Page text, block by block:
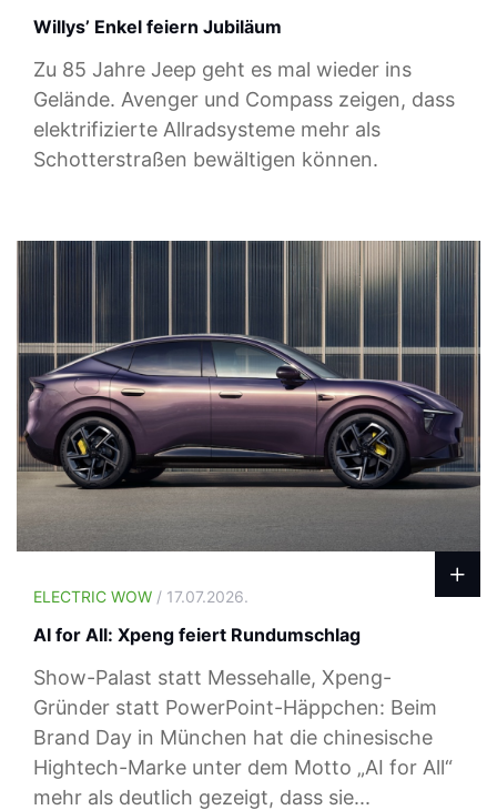
Willys’ Enkel feiern Jubiläum
Zu 85 Jahre Jeep geht es mal wieder ins
Gelände. Avenger und Compass zeigen, dass
elektrifizierte Allradsysteme mehr als
Schotterstraßen bewältigen können.
ELECTRIC WOW / 17.07.2026.
AI for All: Xpeng feiert Rundumschlag
Show-Palast statt Messehalle, Xpeng-
Gründer statt PowerPoint-Häppchen: Beim
Brand Day in München hat die chinesische
Hightech-Marke unter dem Motto „AI for All“
mehr als deutlich gezeigt, dass sie...